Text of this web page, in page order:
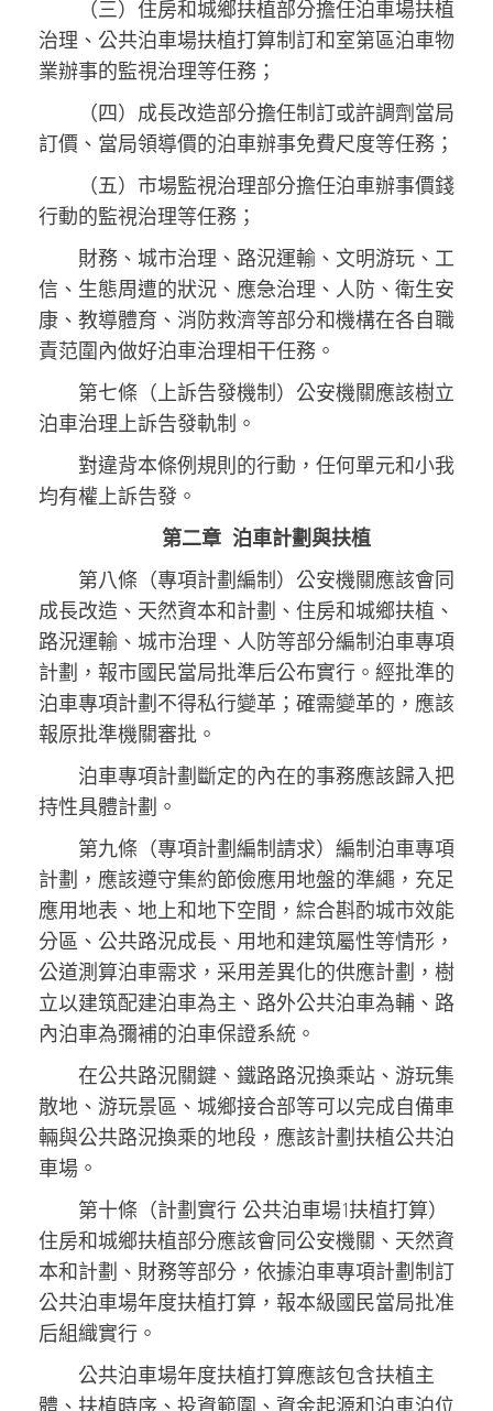
（三）住房和城鄉扶植部分擔任泊車場扶植
治理、公共泊車場扶植打算制訂和室第區泊車物
業辦事的監視治理等任務；
（四）成長改造部分擔任制訂或許調劑當局
訂價、當局領導價的泊車辦事免費尺度等任務；
（五）市場監視治理部分擔任泊車辦事價錢
行動的監視治理等任務；
財務、城市治理、路況運輸、文明游玩、工
信、生態周遭的狀況、應急治理、人防、衛生安
康、教導體育、消防救濟等部分和機構在各自職
責范圍內做好泊車治理相干任務。
第七條（上訴告發機制）公安機關應該樹立
泊車治理上訴告發軌制。
對違背本條例規則的行動，任何單元和小我
均有權上訴告發。
第二章 泊車計劃與扶植
第八條（專項計劃編制）公安機關應該會同
成長改造、天然資本和計劃、住房和城鄉扶植、
路況運輸、城市治理、人防等部分編制泊車專項
計劃，報市國民當局批準后公布實行。經批準的
泊車專項計劃不得私行變革；確需變革的，應該
報原批準機關審批。
泊車專項計劃斷定的內在的事務應該歸入把
持性具體計劃。
第九條（專項計劃編制請求）編制泊車專項
計劃，應該遵守集約節儉應用地盤的準繩，充足
應用地表、地上和地下空間，綜合斟酌城市效能
分區、公共路況成長、用地和建筑屬性等情形，
公道測算泊車需求，采用差異化的供應計劃，樹
立以建筑配建泊車為主、路外公共泊車為輔、路
內泊車為彌補的泊車保證系統。
在公共路況關鍵、鐵路路況換乘站、游玩集
散地、游玩景區、城鄉接合部等可以完成自備車
輛與公共路況換乘的地段，應該計劃扶植公共泊
車場。
第十條（計劃實行 公共泊車場1扶植打算）
住房和城鄉扶植部分應該會同公安機關、天然資
本和計劃、財務等部分，依據泊車專項計劃制訂
公共泊車場年度扶植打算，報本級國民當局批准
后組織實行。
公共泊車場年度扶植打算應該包含扶植主
體、扶植時序、投資範圍、資金起源和泊車泊位